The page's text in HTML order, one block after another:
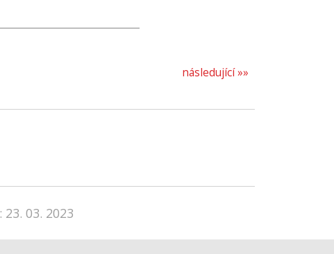
následující »»
03. 2023